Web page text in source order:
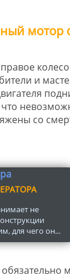
мотор
и
со
не
для чего он...